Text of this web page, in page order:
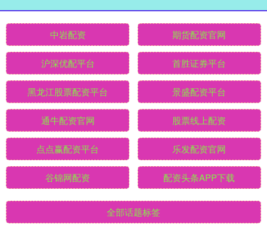
中岩配资 期货配资官网
沪深优配平台 首胜证券平台
黑龙江股票配资平台 景盛配资平台
通牛配资官网 股票线上配资
点点赢配资平台 乐发配资官网
谷锦网配资 配资头条APP下载
全部话题标签